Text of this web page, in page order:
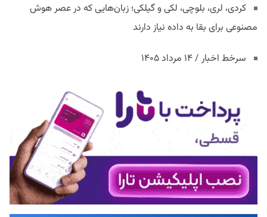
کردی، لری، بلوچی، لکی و گیلکی؛ زبان‌هایی که در عصر هوش
مصنوعی برای بقا به داده نیاز دارند
سرخط اخبار / ۱۴ مرداد ۱۴۰۵